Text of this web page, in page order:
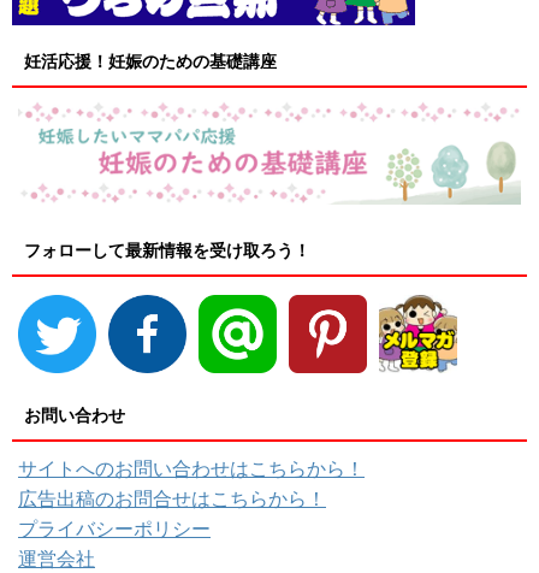
妊活応援！妊娠のための基礎講座
フォローして最新情報を受け取ろう！
お問い合わせ
サイトへのお問い合わせはこちらから！
広告出稿のお問合せはこちらから！
プライバシーポリシー
運営会社